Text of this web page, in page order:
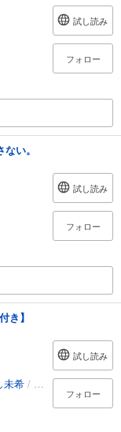
試し読み
フォロー
い。
試し読み
フォロー
き】
未希 / 三廼
試し読み
フォロー